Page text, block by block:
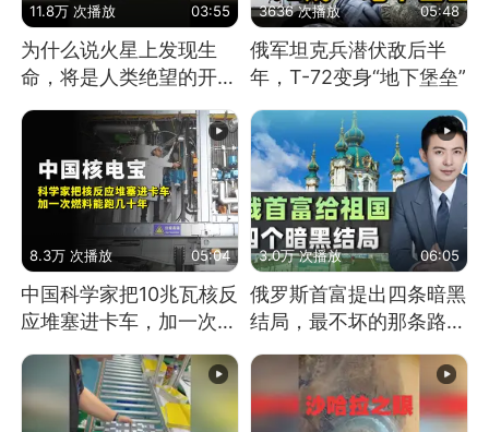
11.8万 次播放 03:55
为什么说火星上发现生
命，将是人类绝望的开
始？
3636 次播放 05:48
俄军坦克兵潜伏敌后半
年，T-72变身“地下堡垒”
8.3万 次播放 05:04
中国科学家把10兆瓦核反
应堆塞进卡车，加一次燃
3.0万 次播放 06:05
俄罗斯首富提出四条暗黑
结局，最不坏的那条路是